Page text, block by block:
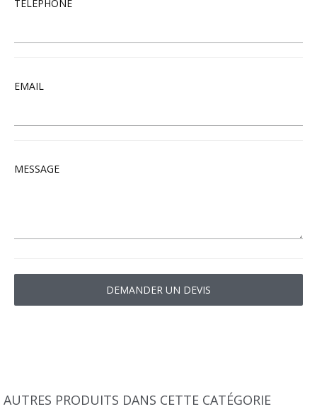
TÉLÉPHONE
EMAIL
MESSAGE
AUTRES PRODUITS DANS CETTE CATÉGORIE